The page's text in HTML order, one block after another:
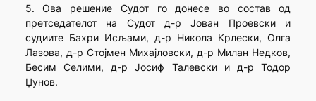
5. Ова решение Судот го донесе во состав од
претседателот на Судот д-р Јован Проевски и
судиите Бахри Исљами, д-р Никола Крлески, Олга
Лазова, д-р Стојмен Михајловски, д-р Милан Недков,
Бесим Селими, д-р Јосиф Талевски и д-р Тодор
Џунов.